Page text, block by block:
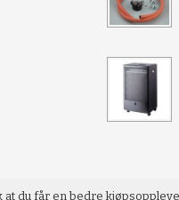
at du får en bedre